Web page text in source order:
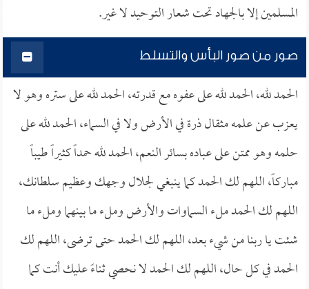
المسلمين إلا بالجهاد تحت شعار التوحيد لا غير.
صور من صور البأس والتسلط
الحمد لله، الحمد لله على عفوه مع قدرته، الحمد لله على ستره وهو لا
يعزب عن علمه مثقال ذرة في الأرض ولا في السماء، الحمد لله على
حلمه وهو ممتن على عباده بسائر النعم، الحمد لله حمداً كثيراً طيباً
مباركاً، اللهم لك الحمد كما ينبغي لجلال وجهك وعظيم سلطانك،
اللهم لك الحمد ملء السماوات والأرض وملء ما بينهما وملء ما
شئت يا ربنا من شيء بعد، اللهم لك الحمد حتى ترضى، اللهم لك
الحمد في كل حال، اللهم لك الحمد لا نحصي ثناءً عليك أنت كما